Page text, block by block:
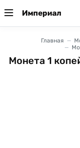
Империал
Главная
Монета 1